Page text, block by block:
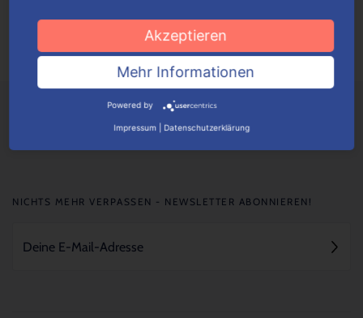
Mehr lesen
NICHTS MEHR VERPASSEN - NEWSLETTER ABONNIEREN!
Akzeptieren
Mehr Informationen
Powered by
Impressum Datenschutzerklärung